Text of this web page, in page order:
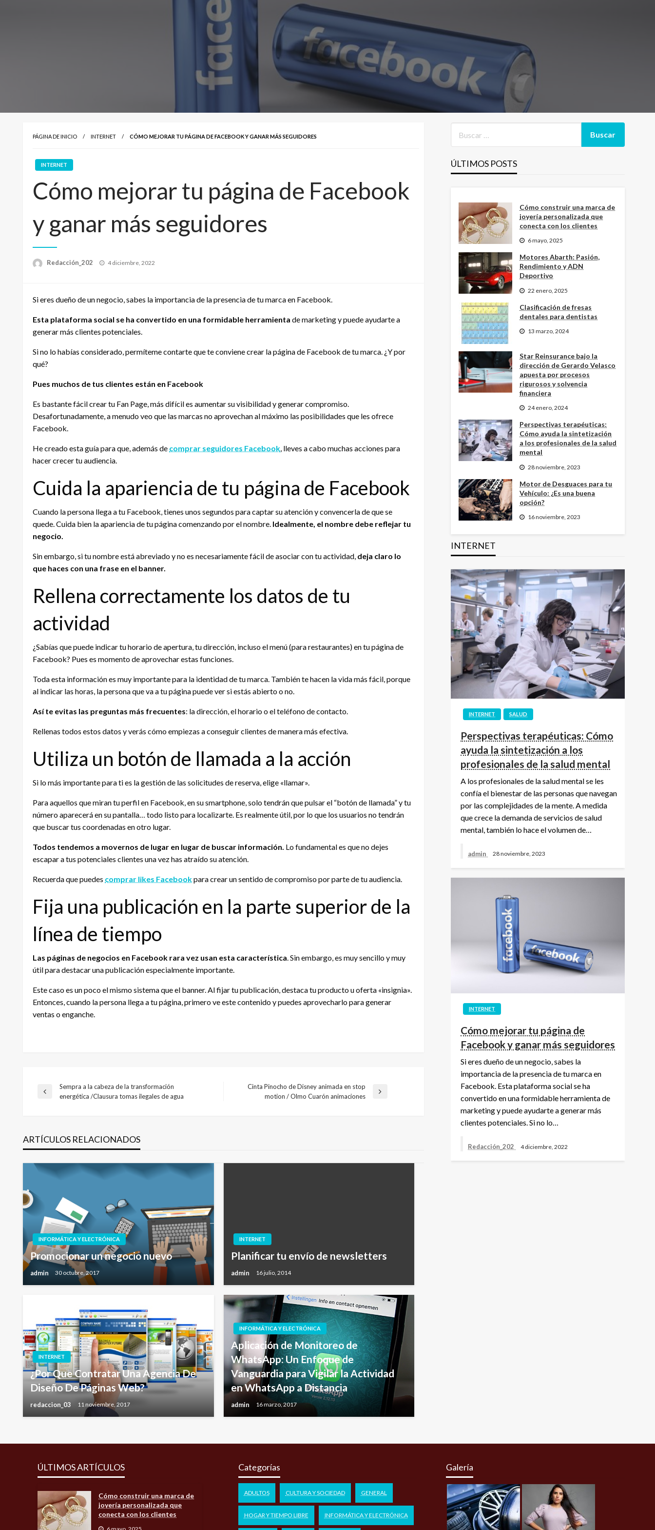
PÁGINA DE INICIO INTERNET CÓMO MEJORAR TU PÁGINA DE FACEBOOK Y GANAR MÁS SEGUIDORES
INTERNET
Cómo mejorar tu página de Facebook
y ganar más seguidores
Redacción_202
Publicado
4 diciembre, 2022
Si eres dueño de un negocio, sabes la importancia de la presencia de tu marca en Facebook.
Esta plataforma social se ha convertido en una formidable herramienta de marketing y puede ayudarte a
generar más clientes potenciales.
Si no lo habías considerado, permíteme contarte que te conviene crear la página de Facebook de tu marca. ¿Y por
qué?
Pues muchos de tus clientes están en Facebook
Es bastante fácil crear tu Fan Page, más difícil es aumentar su visibilidad y generar compromiso.
Desafortunadamente, a menudo veo que las marcas no aprovechan al máximo las posibilidades que les ofrece
Facebook.
He creado esta guía para que, además de comprar seguidores Facebook, lleves a cabo muchas acciones para
hacer crecer tu audiencia.
Cuida la apariencia de tu página de Facebook
Cuando la persona llega a tu Facebook, tienes unos segundos para captar su atención y convencerla de que se
quede. Cuida bien la apariencia de tu página comenzando por el nombre. Idealmente, el nombre debe reflejar tu
negocio.
Sin embargo, si tu nombre está abreviado y no es necesariamente fácil de asociar con tu actividad, deja claro lo
que haces con una frase en el banner.
Rellena correctamente los datos de tu
actividad
¿Sabías que puede indicar tu horario de apertura, tu dirección, incluso el menú (para restaurantes) en tu página de
Facebook? Pues es momento de aprovechar estas funciones.
Toda esta información es muy importante para la identidad de tu marca. También te hacen la vida más fácil, porque
al indicar las horas, la persona que va a tu página puede ver si estás abierto o no.
Así te evitas las preguntas más frecuentes: la dirección, el horario o el teléfono de contacto.
Rellenas todos estos datos y verás cómo empiezas a conseguir clientes de manera más efectiva.
Utiliza un botón de llamada a la acción
Si lo más importante para ti es la gestión de las solicitudes de reserva, elige «llamar».
Para aquellos que miran tu perfil en Facebook, en su smartphone, solo tendrán que pulsar el “botón de llamada” y tu
número aparecerá en su pantalla… todo listo para localizarte. Es realmente útil, por lo que los usuarios no tendrán
que buscar tus coordenadas en otro lugar.
Todos tendemos a movernos de lugar en lugar de buscar información. Lo fundamental es que no dejes
escapar a tus potenciales clientes una vez has atraído su atención.
Recuerda que puedes comprar likes Facebookpara crear un sentido de compromiso por parte de tu audiencia.
Fija una publicación en la parte superior de la
línea de tiempo
Las páginas de negocios en Facebook rara vez usan esta característica. Sin embargo, es muy sencillo y muy
útil para destacar una publicación especialmente importante.
Este caso es un poco el mismo sistema que el banner. Al fijar tu publicación, destaca tu producto u oferta «insignia».
Entonces, cuando la persona llega a tu página, primero ve este contenido y puedes aprovecharlo para generar
ventas o enganche.
Navegación
entradas
Entrada
Sempra a la cabeza de la transformación
energética /Clausura tomas ilegales de agua
Cinta Pinocho de Disney animada en stop
motion / Olmo Cuarón animaciones
ARTÍCULOS RELACIONADOS
INFORMÁTICA Y ELECTRÓNICA
Promocionar un negocio nuevo
admin 30 octubre, 2017
INTERNET
Planificar tu envío de newsletters
admin 16 julio, 2014
INTERNET
¿Por Que Contratar Una Agencia De
Diseño De Páginas Web?
redaccion_03 11 noviembre, 2017
INFORMÁTICA Y ELECTRÓNICA
Aplicación de Monitoreo de
WhatsApp: Un Enfoque de
Vanguardia para Vigilar la Actividad
en WhatsApp a Distancia
admin 16 marzo, 2017
ÚLTIMOS POSTS
Cómo construir una marca de
joyería personalizada que
conecta con los clientes
6 mayo, 2025
Motores Abarth: Pasión,
Rendimiento y ADN
Deportivo
22 enero, 2025
Clasificación de fresas
dentales para dentistas
13 marzo, 2024
Star Reinsurance bajo la
dirección de Gerardo Velasco
apuesta por procesos
rigurosos y solvencia
financiera
24 enero, 2024
Perspectivas terapéuticas:
Cómo ayuda la sintetización
a los profesionales de la salud
mental
28 noviembre, 2023
Motor de Desguaces para tu
Vehículo: ¿Es una buena
opción?
16 noviembre, 2023
INTERNET
INTERNET SALUD
Perspectivas terapéuticas: Cómo
ayuda la sintetización a los
profesionales de la salud mental
A los profesionales de la salud mental se les
confía el bienestar de las personas que navegan
por las complejidades de la mente. A medida
que crece la demanda de servicios de salud
mental, también lo hace el volumen de…
admin 28 noviembre, 2023
INTERNET
Cómo mejorar tu página de
Facebook y ganar más seguidores
Si eres dueño de un negocio, sabes la
importancia de la presencia de tu marca en
Facebook. Esta plataforma social se ha
convertido en una formidable herramienta de
marketing y puede ayudarte a generar más
clientes potenciales. Si no lo…
Redacción_202 4 diciembre, 2022
ÚLTIMOS ARTÍCULOS
Cómo construir una marca de
joyería personalizada que
conecta con los clientes
Categorías
ADULTOS CULTURA Y SOCIEDAD GENERAL
HOGAR Y TIEMPO LIBRE INFORMÁTICA Y ELECTRÓNICA
Galería